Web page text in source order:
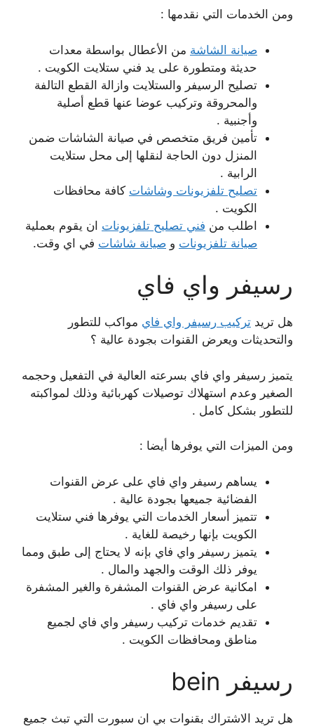
ومن الخدمات التي نقدمها :
صيانة الشاشة من الأعطال بواسطة معدات
حديثة ومتطورة على يد فني ستلايت الكويت .
تصليح الرسيفر والستلايت وازالة القطع التالفة
والمحروقة وتركيب عوضا عنها قطع أصلية
وأجنبية .
تأمين فريق متخصص في صيانة الشاشات ضمن
المنزل دون الحاجة لنقلها إلى محل ستلايت
الرابية .
تصليح تلفزيونات وشاشات كافة محافظات
الكويت .
اطلب من فني تصليح تلفزيونات ان يقوم بعملية
صيانة تلفزيونات و صيانة شاشات في اي وقت.
رسيفر واي فاي
هل تريد تركيب رسيفر واي فاي مواكب للتطور
والتحديثات ويعرض القنوات بجودة عالية ؟
يتميز رسيفر واي فاي بسرعته العالية في التفعيل وحجمه
الصغير وعدم استهلاك توصيلات كهربائية وذلك لمواكبته
للتطور بشكل كامل .
ومن الميزات التي يوفرها أيضا :
يساهم رسيفر واي فاي على عرض القنوات
الفضائية جميعها بجودة عالية .
تتميز أسعار الخدمات التي يوفرها فني ستلايت
الكويت بإنها رخيصة للغاية .
يتميز رسيفر واي فاي بإنه لا يحتاج إلى طبق ومما
يوفر ذلك الوقت والجهد والمال .
امكانية عرض القنوات المشفرة والغير المشفرة
على رسيفر واي فاي .
تقديم خدمات تركيب رسيفر واي فاي لجميع
مناطق ومحافظات الكويت .
رسيفر bein
هل تريد الاشتراك بقنوات بي ان سبورت التي تبث جميع